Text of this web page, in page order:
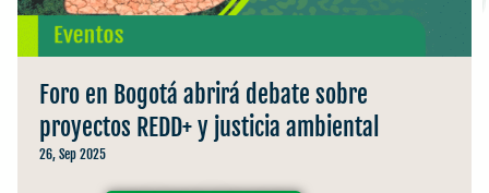
Foro en Bogotá abrirá debate sobre
proyectos REDD+ y justicia ambiental
26, Sep 2025